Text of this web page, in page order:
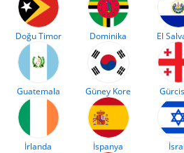
Doğu Timor Dominika El
Guatemala Güney Kore
İrlanda İspanya